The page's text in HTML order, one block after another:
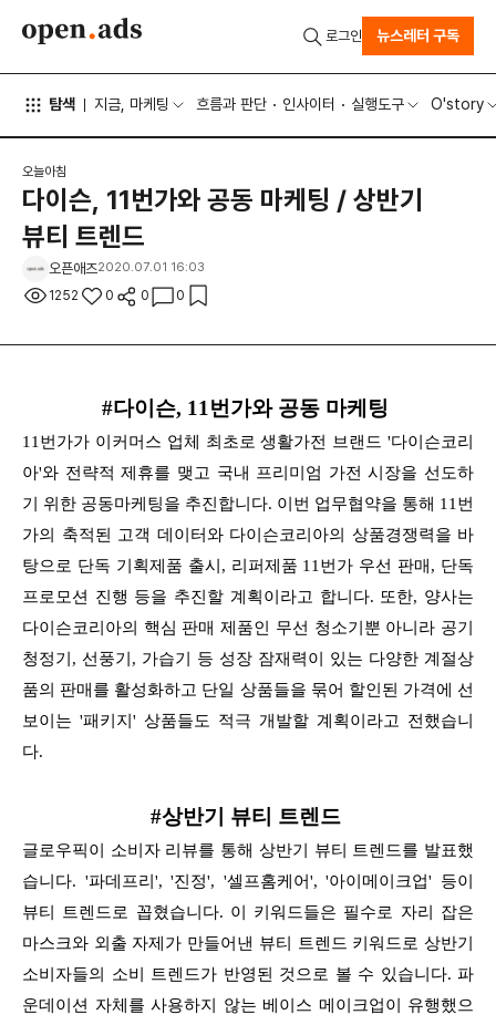
탐색 지금, 마케팅 흐름과 판단 인사이터 실행도구 O'story
로그인 뉴스레터 구독
오늘아침
다이슨, 11번가와 공동 마케팅 / 상반기
뷰티 트렌드
오픈애즈2020.07.01 16:03
1252 0 0 0
#다이슨, 11번가와 공동 마케팅
11번가가 이커머스 업체 최초로 생활가전 브랜드 '다이슨코리
아'와 전략적 제휴를 맺고 국내 프리미엄 가전 시장을 선도하
기 위한 공동마케팅을 추진합니다. 이번 업무협약을 통해 11번
가의 축적된 고객 데이터와 다이슨코리아의 상품경쟁력을 바
탕으로 단독 기획제품 출시, 리퍼제품 11번가 우선 판매, 단독
프로모션 진행 등을 추진할 계획이라고 합니다. 또한, 양사는
다이슨코리아의 핵심 판매 제품인 무선 청소기뿐 아니라 공기
청정기, 선풍기, 가습기 등 성장 잠재력이 있는 다양한 계절상
품의 판매를 활성화하고 단일 상품들을 묶어 할인된 가격에 선
보이는 '패키지' 상품들도 적극 개발할 계획이라고 전했습니
다.
#상반기 뷰티 트렌드
글로우픽이 소비자 리뷰를 통해 상반기 뷰티 트렌드를 발표했
습니다. '파데프리', '진정', '셀프홈케어', '아이메이크업' 등이
뷰티 트렌드로 꼽혔습니다. 이 키워드들은 필수로 자리 잡은
마스크와 외출 자제가 만들어낸 뷰티 트렌드 키워드로 상반기
소비자들의 소비 트렌드가 반영된 것으로 볼 수 있습니다. 파
운데이션 자체를 사용하지 않는 베이스 메이크업이 유행했으